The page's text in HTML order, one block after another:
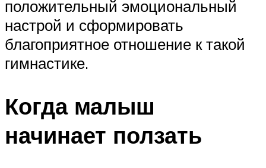
положительный эмоциональный
настрой и сформировать
благоприятное отношение к такой
гимнастике.
Когда малыш
начинает ползать